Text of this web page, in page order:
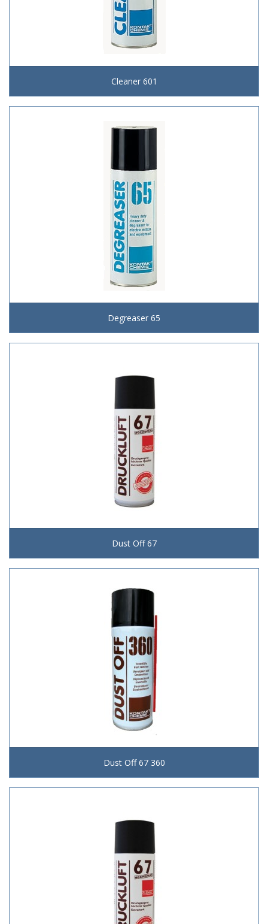
Cleaner 601
Degreaser 65
Dust Off 67
Dust Off 67 360